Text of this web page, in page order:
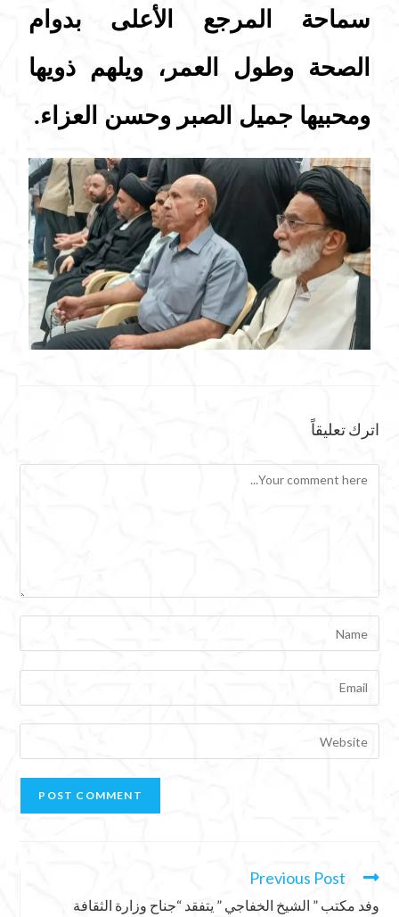
سماحة المرجع الأعلى بدوام
الصحة وطول العمر، ويلهم ذويها
ومحبيها جميل الصبر وحسن العزاء.
اترك تعليقاً
Previous Post
وفد مكتب ” الشيخ الخفاجي ” يتفقد “جناح وزارة الثقافة